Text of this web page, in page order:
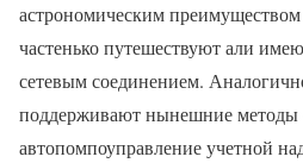
астрономическим
частенько путешествуют али
сетевым соединением.
поддерживают нынешние методы
автопомпоуправление учетной